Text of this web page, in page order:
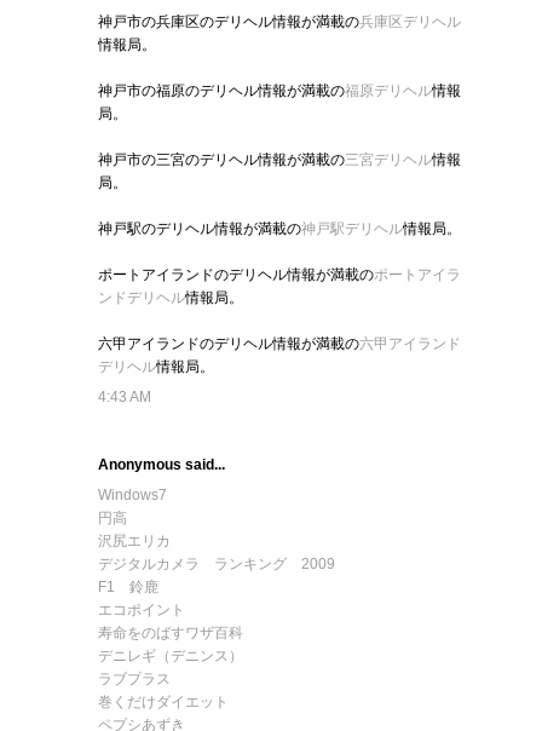
神戸市の兵庫区のデリヘル情報が満載の兵庫区デリヘル
情報局。
神戸市の福原のデリヘル情報が満載の福原デリヘル情報
局。
神戸市の三宮のデリヘル情報が満載の三宮デリヘル情報
局。
神戸駅のデリヘル情報が満載の神戸駅デリヘル情報局。
ポートアイランドのデリヘル情報が満載のポートアイラ
ンドデリヘル情報局。
六甲アイランドのデリヘル情報が満載の六甲アイランド
デリヘル情報局。
4:43 AM
Anonymous said...
Windows7
円高
沢尻エリカ
デジタルカメラ ランキング 2009
F1 鈴鹿
エコポイント
寿命をのばすワザ百科
デニレギ（デニンス）
ラブプラス
巻くだけダイエット
ペプシあずき